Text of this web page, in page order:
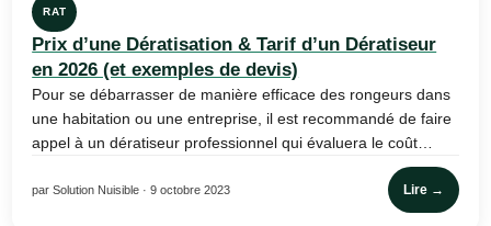
RAT
Prix d’une Dératisation & Tarif d’un Dératiseur
en 2026 (et exemples de devis)
Pour se débarrasser de manière efficace des rongeurs dans
une habitation ou une entreprise, il est recommandé de faire
appel à un dératiseur professionnel qui évaluera le coût…
par Solution Nuisible · 9 octobre 2023 Lire →